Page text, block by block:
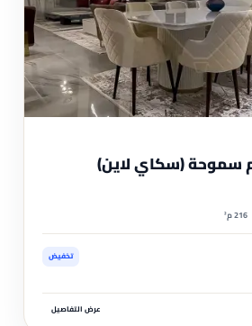
216 م²
تخفيض
عرض التفاصيل